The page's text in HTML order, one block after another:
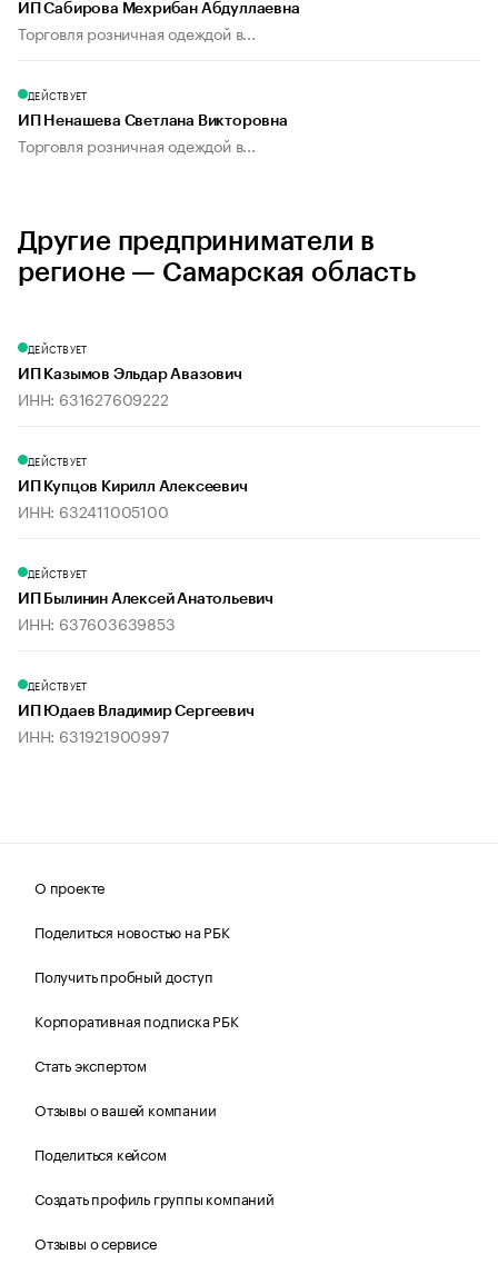
ИП Сабирова Мехрибан Абдуллаевна
Торговля розничная одеждой в...
ДЕЙСТВУЕТ
ИП Ненашева Светлана Викторовна
Торговля розничная одеждой в...
Другие предприниматели в
регионе — Самарская область
ДЕЙСТВУЕТ
ИП Казымов Эльдар Авазович
ИНН: 631627609222
ДЕЙСТВУЕТ
ИП Купцов Кирилл Алексеевич
ИНН: 632411005100
ДЕЙСТВУЕТ
ИП Былинин Алексей Анатольевич
ИНН: 637603639853
ДЕЙСТВУЕТ
ИП Юдаев Владимир Сергеевич
ИНН: 631921900997
О проекте
Поделиться новостью на РБК
Получить пробный доступ
Корпоративная подписка РБК
Стать экспертом
Отзывы о вашей компании
Поделиться кейсом
Создать профиль группы компаний
Отзывы о сервисе